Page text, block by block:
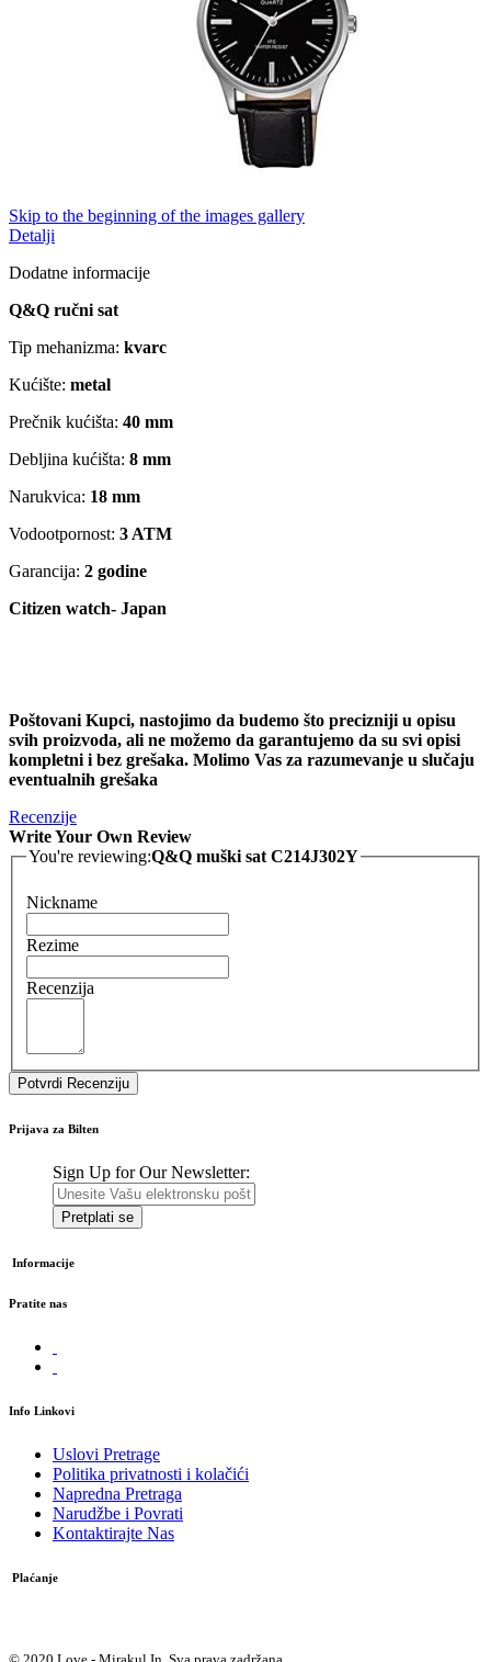
Skip to the beginning of the images gallery
Detalji
Dodatne informacije
Q&Q ručni sat
Tip mehanizma: kvarc
Kućište: metal
Prečnik kućišta: 40 mm
Debljina kućišta: 8 mm
Narukvica: 18 mm
Vodootpornost: 3 ATM
Garancija: 2 godine
Citizen watch- Japan
Poštovani Kupci, nastojimo da budemo što precizniji u opisu
svih proizvoda, ali ne možemo da garantujemo da su svi opisi
kompletni i bez grešaka. Molimo Vas za razumevanje u slučaju
eventualnih grešaka
Recenzije
Write Your Own Review
You're reviewing:Q&Q muški sat C214J302Y
Nickname
Rezime
Recenzija
Potvrdi Recenziju
Prijava za Bilten
Sign Up for Our Newsletter:
Pretplati se
Informacije
Pratite nas
Info Linkovi
Uslovi Pretrage
Politika privatnosti i kolačići
Napredna Pretraga
Narudžbe i Povrati
Kontaktirajte Nas
Plaćanje